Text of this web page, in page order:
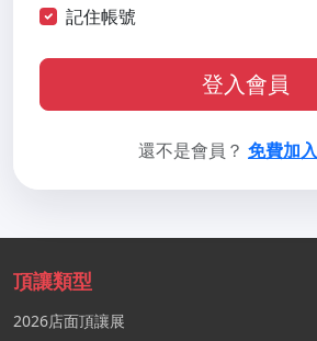
記住帳號
登入會員
還不是會員？ 免費加
頂讓類型
2026店面頂讓展